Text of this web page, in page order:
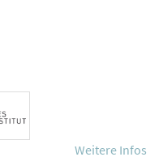
Weitere Infos